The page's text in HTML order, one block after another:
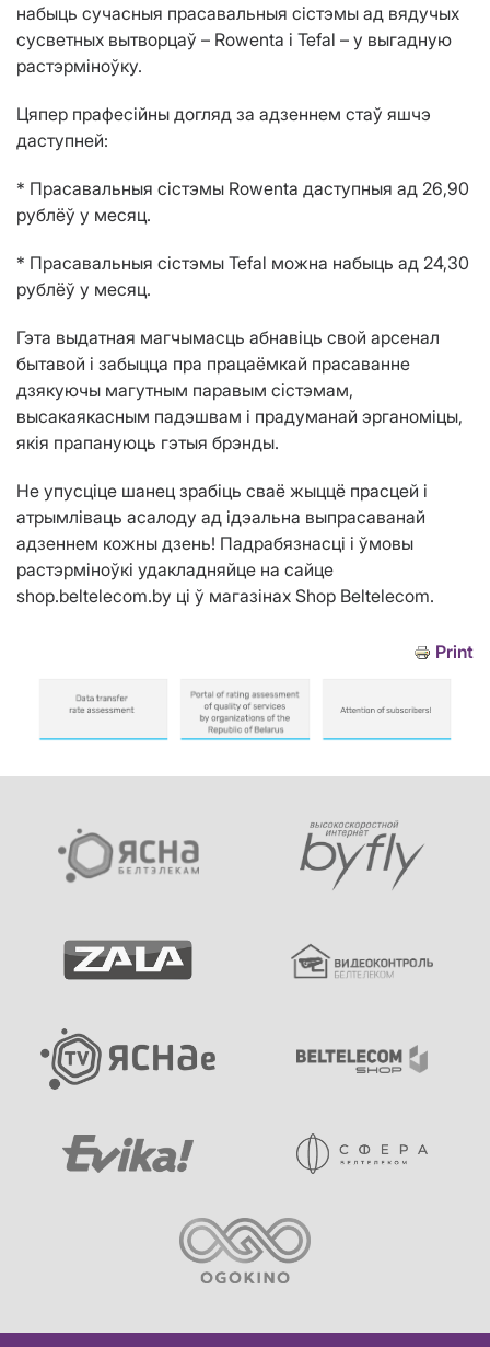
набыць сучасныя прасавальныя сістэмы ад вядучых
сусветных вытворцаў – Rowenta і Tefal – у выгадную
растэрміноўку.
Цяпер прафесійны догляд за адзеннем стаў яшчэ
даступней:
* Прасавальныя сістэмы Rowenta даступныя ад 26,90
рублёў у месяц.
* Прасавальныя сістэмы Tefal можна набыць ад 24,30
рублёў у месяц.
Гэта выдатная магчымасць абнавіць свой арсенал
бытавой і забыцца пра працаёмкай прасаванне
дзякуючы магутным паравым сістэмам,
высакаякасным падэшвам і прадуманай эрганоміцы,
якія прапануюць гэтыя брэнды.
Не упусціце шанец зрабіць сваё жыццё прасцей і
атрымліваць асалоду ад ідэальна выпрасаванай
адзеннем кожны дзень! Падрабязнасці і ўмовы
растэрміноўкі удакладняйце на сайце
shop.beltelecom.by ці ў магазінах Shop Beltelecom.
Print